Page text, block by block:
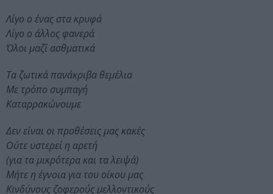
Λίγο ο ένας στα κρυφά
Λίγο ο άλλος φανερά
Όλοι μαζί ασθματικά
Τα ζωτικά πανάκριβα θεμέλια
Με τρόπο συμπαγή
Καταρρακώνουμε
Δεν είναι οι προθέσεις μας κακές
Ούτε υστερεί η αρετή
(για τα μικρότερα και τα λειψά)
Μήτε η έγνοια για του οίκου μας
Κινδύνους ζοφερούς μελλοντικούς